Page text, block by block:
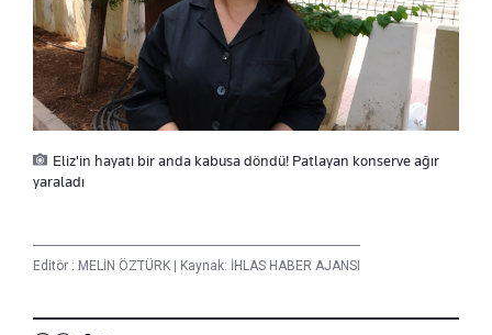
Eliz'in hayatı bir anda kabusa döndü! Patlayan konserve ağır
yaraladı
Editör : MELİN ÖZTÜRK | Kaynak: İHLAS HABER AJANSI